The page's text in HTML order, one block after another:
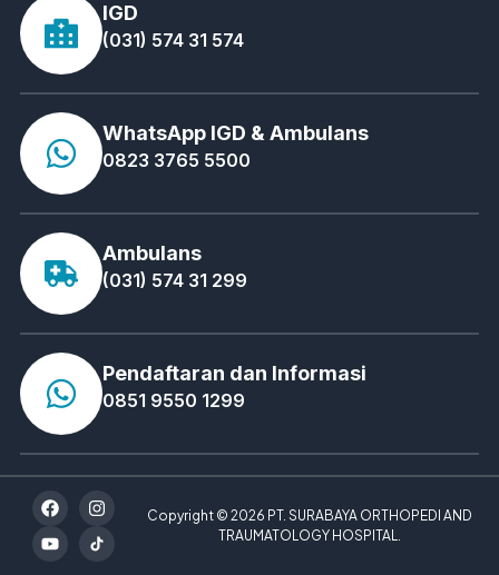
IGD
(031) 574 31 574
WhatsApp IGD & Ambulans
0823 3765 5500
Ambulans
(031) 574 31 299
Pendaftaran dan Informasi
0851 9550 1299
Copyright © 2026 PT. SURABAYA ORTHOPEDI AND
TRAUMATOLOGY HOSPITAL.